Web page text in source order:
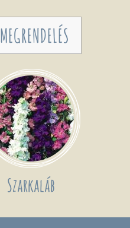
MEGRENDELÉS
Szarkaláb